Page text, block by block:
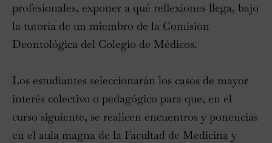
profesionales, exponer a qué reflexiones llega, bajo
la tutoría de un miembro de la Comisión
Deontológica del Colegio de Médicos.
Los estudiantes seleccionarán los casos de mayor
interés colectivo o pedagógico para que, en el
curso siguiente, se realicen encuentros y ponencias
en el aula magna de la Facultad de Medicina y